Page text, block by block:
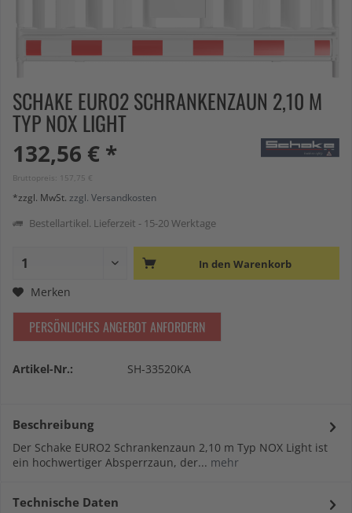
SCHAKE EURO2 SCHRANKENZAUN 2,10 M
TYP NOX LIGHT
132,56 € *
Bruttopreis: 157,75 €
*zzgl. MwSt. zzgl. Versandkosten
Bestellartikel. Lieferzeit - 15-20 Werktage
In den Warenkorb
Merken
PERSÖNLICHES ANGEBOT ANFORDERN
Artikel-Nr.: SH-33520KA
Beschreibung
Der Schake EURO2 Schrankenzaun 2,10 m Typ NOX Light ist
ein hochwertiger Absperrzaun, der... mehr
Technische Daten